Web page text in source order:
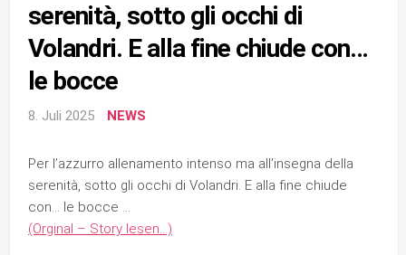
serenità, sotto gli occhi di
Volandri. E alla fine chiude con…
le bocce
8. Juli 2025 NEWS
Per l’azzurro allenamento intenso ma all’insegna della
serenità, sotto gli occhi di Volandri. E alla fine chiude
con… le bocce …
(Orginal – Story lesen…)